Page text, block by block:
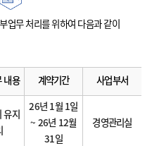
업무 처리를 위하여 다음과 같이
내용 계약기간 사업부서
유지
26년 1월 1일
~ 26년 12월
31일
경영관리실